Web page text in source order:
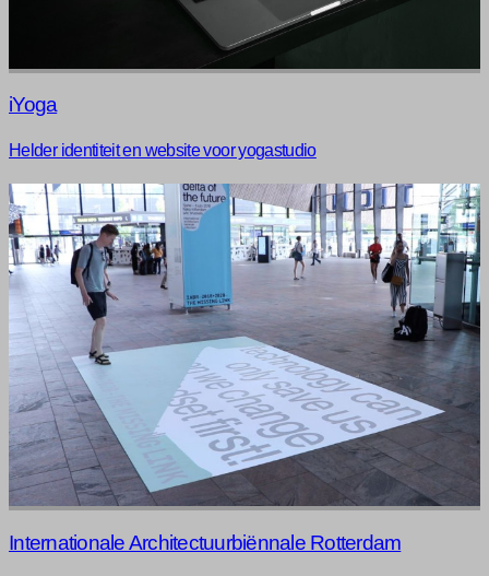
iYoga
Helder identiteit en website voor yogastudio
Internationale Architectuurbiënnale Rotterdam